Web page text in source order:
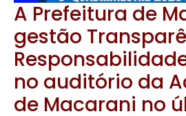
A Prefeitura de
gestão
no auditório da
de Macarani no